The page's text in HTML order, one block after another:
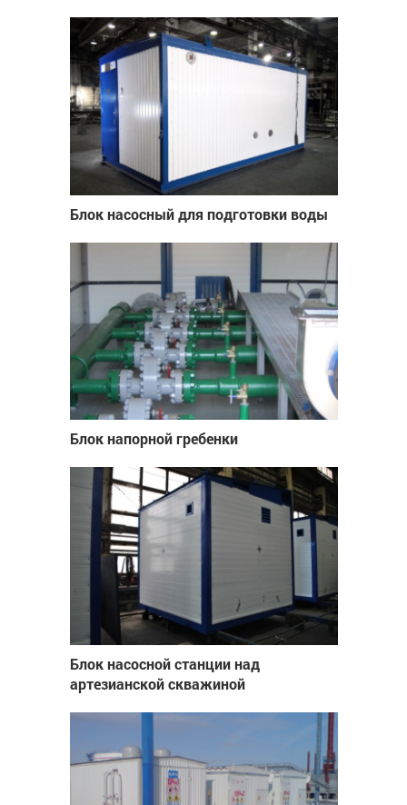
Блок насосный для подготовки воды
Блок напорной гребенки
Блок насосной станции над
артезианской скважиной